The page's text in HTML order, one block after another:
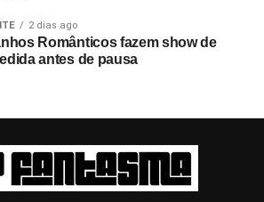
2 dias ago
Românticos fazem show de
antes de pausa